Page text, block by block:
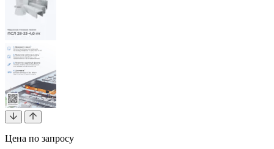
Цена по запросу